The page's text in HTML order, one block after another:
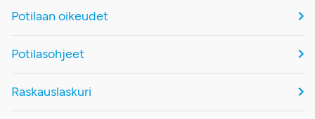
Potilaan oikeudet
Potilasohjeet
Raskauslaskuri